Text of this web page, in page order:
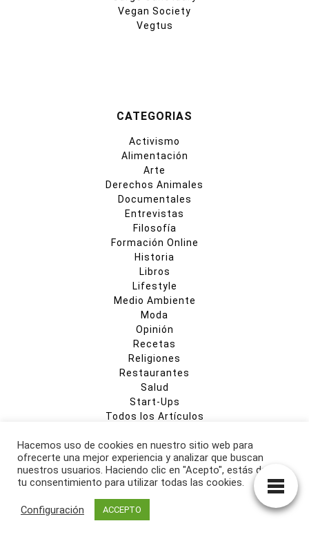
Vegan Society
Vegtus
CATEGORIAS
Activismo
Alimentación
Arte
Derechos Animales
Documentales
Entrevistas
Filosofía
Formación Online
Historia
Libros
Lifestyle
Medio Ambiente
Moda
Opinión
Recetas
Religiones
Restaurantes
Salud
Start-Ups
Todos los Artículos
CULTURA VEGANA
Passatge Can Trona, 23 A
17176 Joanetes, Girona,
España, Europa, Planeta Tierra
Hacemos uso de cookies en nuestro sitio web para
ofrecerte una mejor experiencia y analizar que buscan
nuestros usuarios. Haciendo clic en "Acepto", estás dando
tu consentimiento para utilizar todas las cookies.
Configuración ACCEPTO